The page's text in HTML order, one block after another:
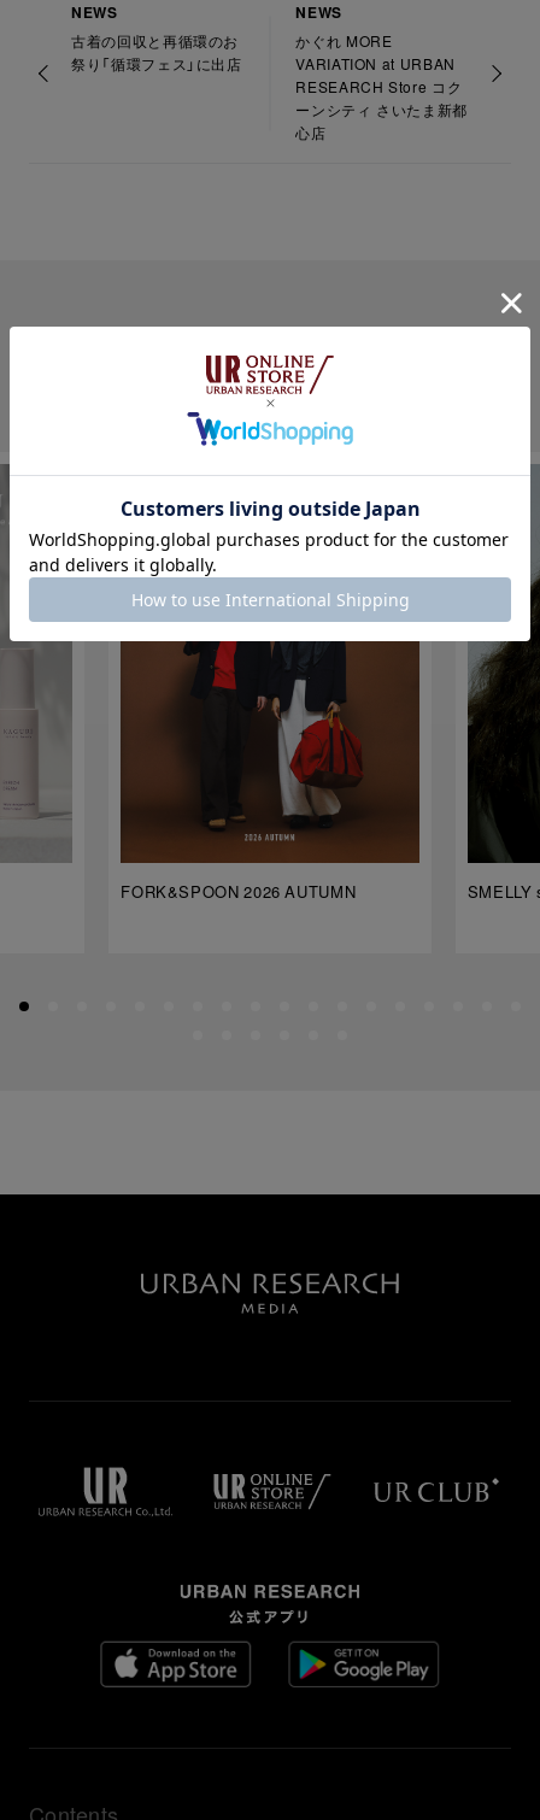
NEWS
古着の回収と再循環のお
祭り「循環フェス」に出店
NEWS
かぐれ MORE
VARIATION at URBAN
RESEARCH Store コク
ーンシティ さいたま新都
心店
FORK&SPOON 2026 AUTUMN SMELLY